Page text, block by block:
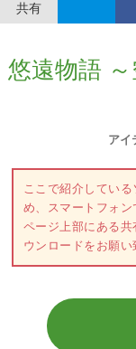
共有
悠遠物語
アイ
ここで紹介してい
め、スマートフォン
ページ上部にある
ウンロードをお願い